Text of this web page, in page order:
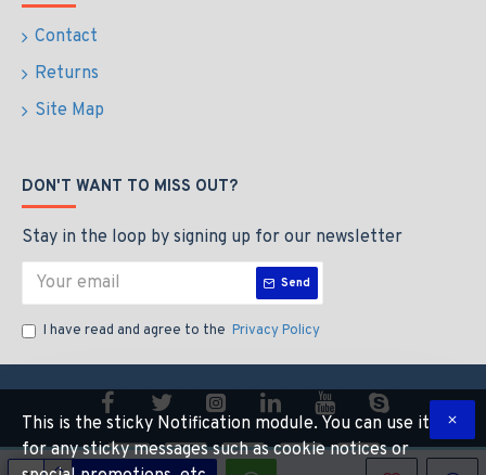
Contact
Returns
Site Map
DON'T WANT TO MISS OUT?
Stay in the loop by signing up for our newsletter
Send
I have read and agree to the Privacy Policy
This is the sticky Notification module. You can use it
for any sticky messages such as cookie notices or